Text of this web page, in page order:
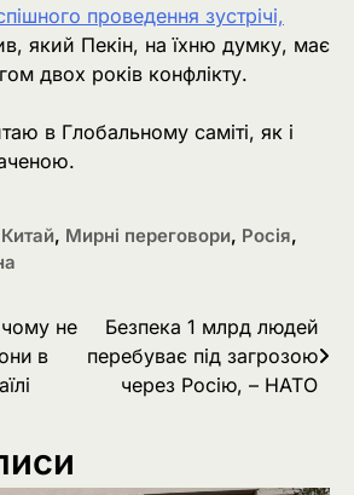
проведення зустрічі,
який Пекін, на їхню думку, має
двох років конфлікту.
в Глобальному саміті, як і
Китай, Мирні переговори, Росія,
не
в
Безпека 1 млрд людей
перебуває під загрозою
через Росію, – НАТО